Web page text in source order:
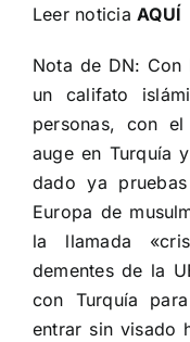
Leer noticiaAQUÍ
Nota de DN:
un califato
personas, con
auge en Turquía
dado ya
Europa de
la llamada
dementes de la
con Turquía
entrar sin visado